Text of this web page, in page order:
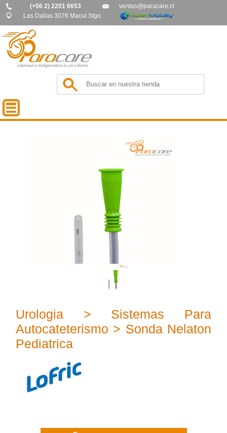
(+56 2) 2201 6653
ventas@paracare.cl
Las Dalias 3076 Macul Stgo.
Urologia > Sistemas Para
Autocateterismo > Sonda Nelaton
Pediatrica